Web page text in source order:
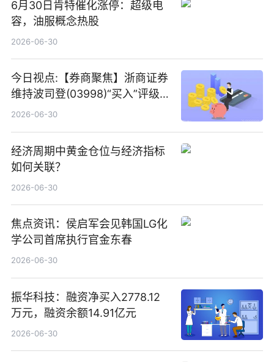
6月30日肯特催化涨停：超级电
容，油服概念热股
2026-06-30
今日视点:【券商聚焦】浙商证券
维持波司登(03998)“买入”评级
指其业绩高质量稳增长
2026-06-30
经济周期中黄金仓位与经济指标
如何关联？
2026-06-30
焦点资讯：侯启军会见韩国LG化
学公司首席执行官金东春
2026-06-30
振华科技：融资净买入2778.12
万元，融资余额14.91亿元
2026-06-30